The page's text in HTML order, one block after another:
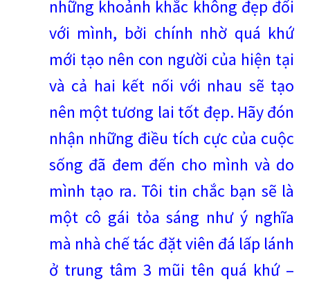
những khoảnh khắc không đẹp đối
với mình, bởi chính nhờ quá khứ
mới tạo nên con người của hiện tại
và cả hai kết nối với nhau sẽ tạo
nên một tương lai tốt đẹp. Hãy đón
nhận những điều tích cực của cuộc
sống đã đem đến cho mình và do
mình tạo ra. Tôi tin chắc bạn sẽ là
một cô gái tỏa sáng như ý nghĩa
mà nhà chế tác đặt viên đá lấp lánh
ở trung tâm 3 mũi tên quá khứ –